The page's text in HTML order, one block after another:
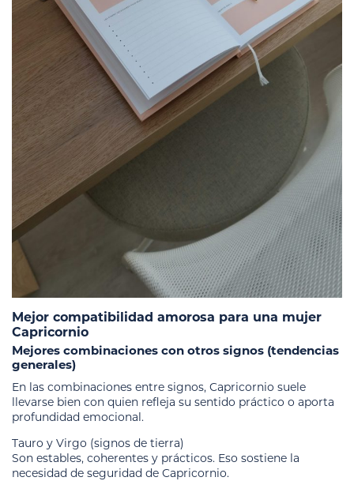
Mejor compatibilidad amorosa para una mujer
Capricornio
Mejores combinaciones con otros signos (tendencias
generales)
En las combinaciones entre signos, Capricornio suele
llevarse bien con quien refleja su sentido práctico o aporta
profundidad emocional.
Tauro y Virgo (signos de tierra)
Son estables, coherentes y prácticos. Eso sostiene la
necesidad de seguridad de Capricornio.